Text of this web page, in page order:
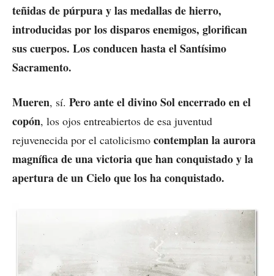
teñidas de púrpura y las medallas de hierro,
introducidas por los disparos enemigos, glorifican
sus cuerpos. Los conducen hasta el Santísimo
Sacramento.
Mueren, sí. Pero ante el divino Sol encerrado en el
copón, los ojos entreabiertos de esa juventud
rejuvenecida por el catolicismo contemplan la aurora
magnífica de una victoria que han conquistado y la
apertura de un Cielo que los ha conquistado.